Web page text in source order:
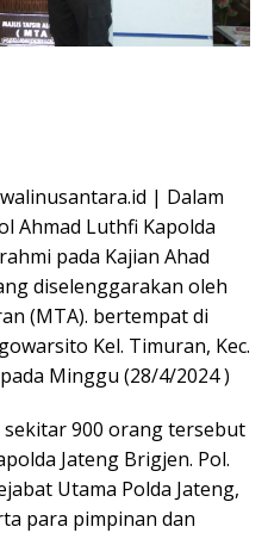
| Dalam
Ahmad Luthfi Kapolda
pada Kajian Ahad
diselenggarakan oleh
(MTA). bertempat di
Kel. Timuran, Kec.
Minggu (28/4/2024 )
900 orang tersebut
Jateng Brigjen. Pol.
Utama Polda Jateng,
para pimpinan dan